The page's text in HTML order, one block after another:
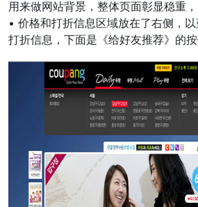
用来做网站背景，整体页面彰显稳重，
• 价格和打折信息区域放在了右侧，
打折信息，下面是《给好友推荐》的按